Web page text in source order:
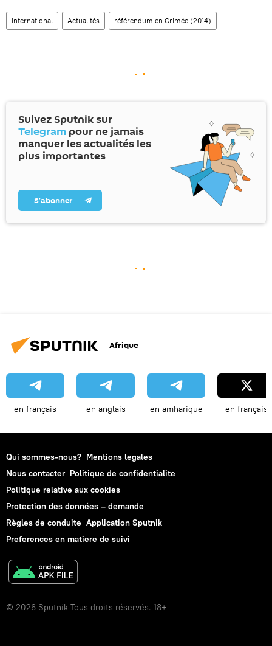
International Actualités référendum en Crimée (2014)
Suivez Sputnik sur
Telegram pour ne jamais
manquer les actualités les
plus importantes
S’abonner
Afrique
en français en anglais en amharique en français
Qui sommes-nous? Mentions legales
Nous contacter Politique de confidentialite
Politique relative aux cookies
Protection des données – demande
Règles de conduite Application Sputnik
Preferences en matiere de suivi
© 2026 Sputnik Tous droits réservés. 18+